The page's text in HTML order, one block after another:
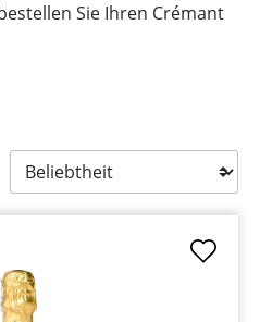
Sie Ihren Crémant